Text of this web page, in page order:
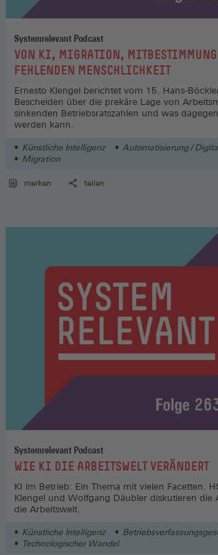
Systemrelevant Podcast
:VON KI, MIGRATION, MITBESTIMMUNG
FEHLENDEN MENSCHLICHKEIT
Ernesto Klengel berichtet vom 15. Hans-
Bescheiden über die prekäre Lage von
sinkenden Betriebsratszahlen und was
werden kann.
Künstliche Intelligenz
Automatisierung /
Migration
merken teilen
Systemrelevant Podcast
:WIE KI DIE ARBEITSWELT VERÄNDERT
KI im Betrieb: Ein Thema mit vielen Facetten.
Klengel und Wolfgang Däubler diskutieren die
die Arbeitswelt.
Künstliche Intelligenz
Technologischer Wandel